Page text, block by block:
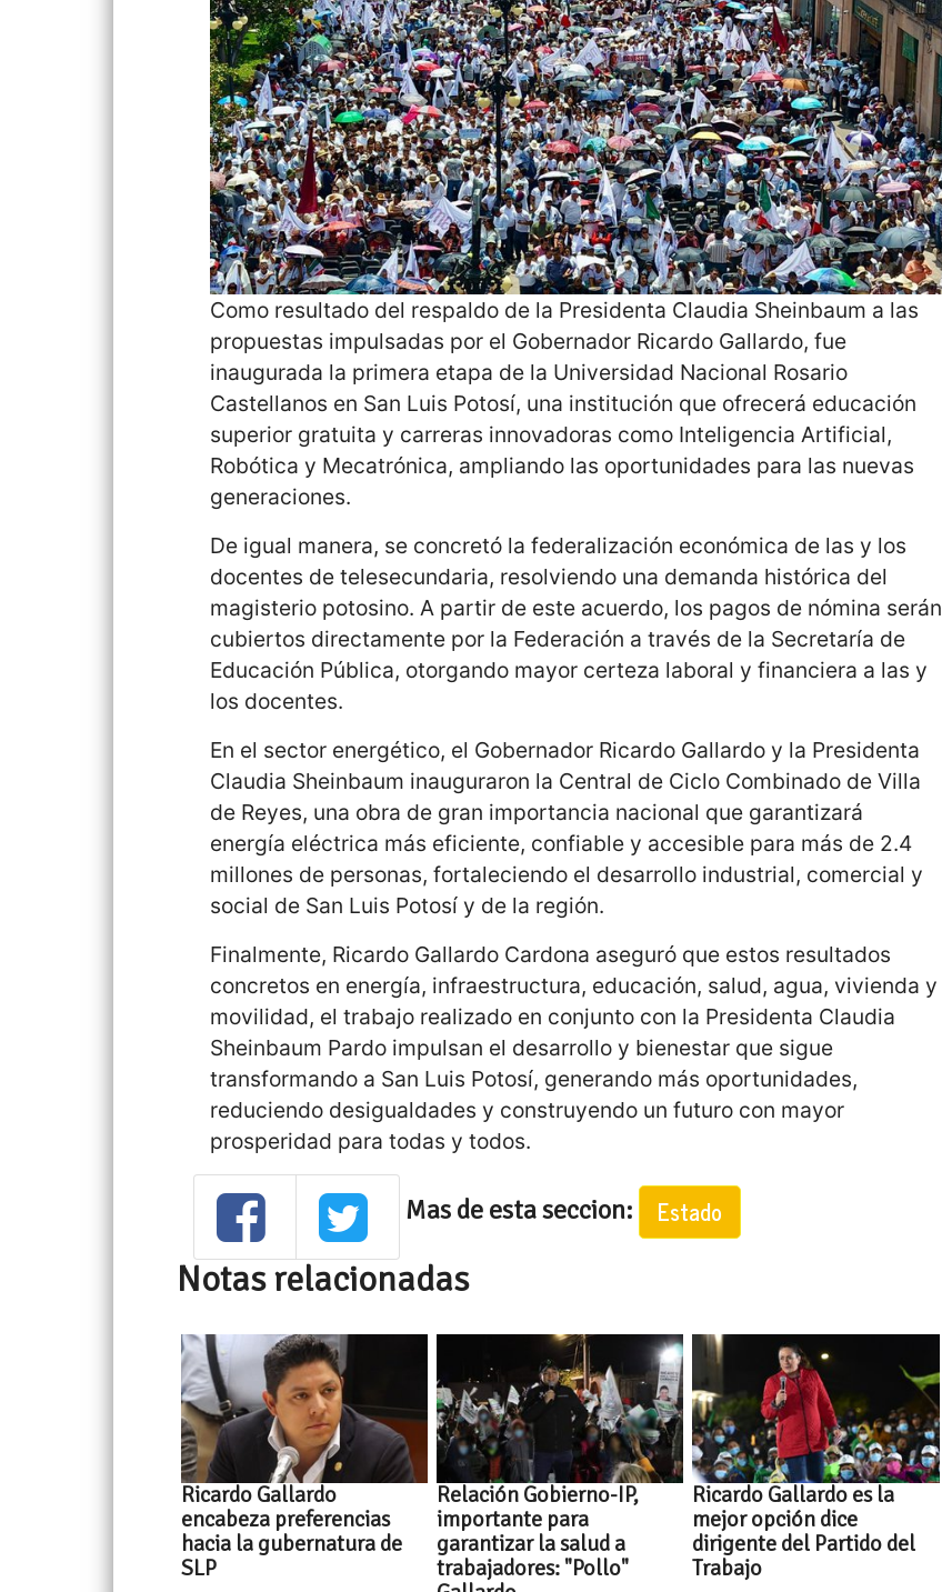
Como resultado del respaldo de la Presidenta Claudia Sheinbaum a las
propuestas impulsadas por el Gobernador Ricardo Gallardo, fue
inaugurada la primera etapa de la Universidad Nacional Rosario
Castellanos en San Luis Potosí, una institución que ofrecerá educación
superior gratuita y carreras innovadoras como Inteligencia Artificial,
Robótica y Mecatrónica, ampliando las oportunidades para las nuevas
generaciones.
De igual manera, se concretó la federalización económica de las y los
docentes de telesecundaria, resolviendo una demanda histórica del
magisterio potosino. A partir de este acuerdo, los pagos de nómina serán
cubiertos directamente por la Federación a través de la Secretaría de
Educación Pública, otorgando mayor certeza laboral y financiera a las y
los docentes.
En el sector energético, el Gobernador Ricardo Gallardo y la Presidenta
Claudia Sheinbaum inauguraron la Central de Ciclo Combinado de Villa
de Reyes, una obra de gran importancia nacional que garantizará
energía eléctrica más eficiente, confiable y accesible para más de 2.4
millones de personas, fortaleciendo el desarrollo industrial, comercial y
social de San Luis Potosí y de la región.
Finalmente, Ricardo Gallardo Cardona aseguró que estos resultados
concretos en energía, infraestructura, educación, salud, agua, vivienda y
movilidad, el trabajo realizado en conjunto con la Presidenta Claudia
Sheinbaum Pardo impulsan el desarrollo y bienestar que sigue
transformando a San Luis Potosí, generando más oportunidades,
reduciendo desigualdades y construyendo un futuro con mayor
prosperidad para todas y todos.
Mas de esta seccion: Estado
Notas relacionadas
Ricardo Gallardo
encabeza preferencias
hacia la gubernatura de
SLP
Relación Gobierno-IP,
importante para
garantizar la salud a
trabajadores: "Pollo"
Ricardo Gallardo es la
mejor opción dice
dirigente del Partido del
Trabajo